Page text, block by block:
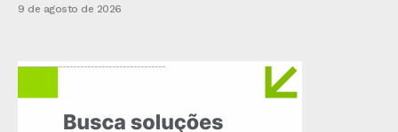
9 de agosto de 2026